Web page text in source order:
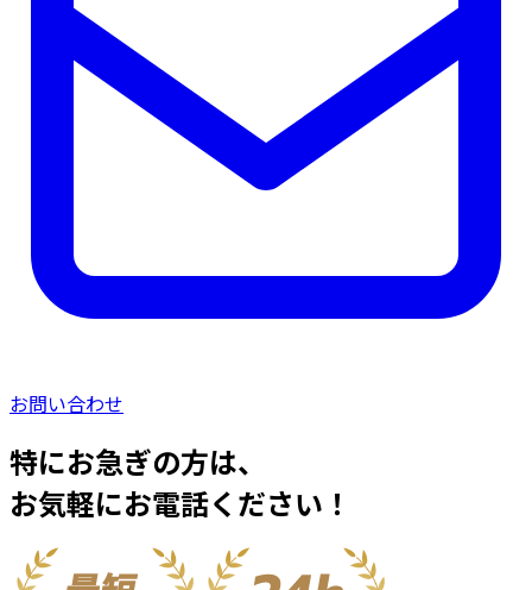
お問い合わせ
特にお急ぎの方は、
お気軽にお電話ください！